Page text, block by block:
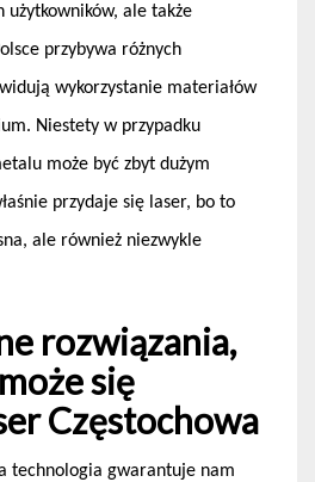
ale także
przybywa różnych
wykorzystanie materiałów
Niestety w przypadku
może być zbyt dużym
przydaje się laser, bo to
ale również niezwykle
rozwiązania,
się
Częstochowa
technologia gwarantuje nam